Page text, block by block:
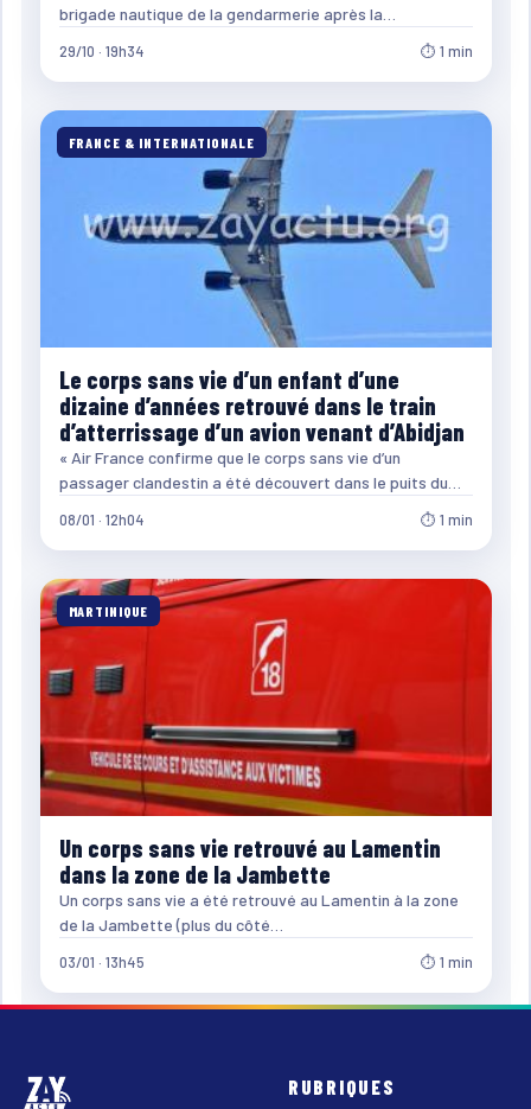
brigade nautique de la gendarmerie après la…
29/10 · 19h34 ⏱ 1 min
FRANCE & INTERNATIONALE
Le corps sans vie d’un enfant d’une
dizaine d’années retrouvé dans le train
d’atterrissage d’un avion venant d’Abidjan
« Air France confirme que le corps sans vie d’un
passager clandestin a été découvert dans le puits du…
08/01 · 12h04 ⏱ 1 min
MARTINIQUE
Un corps sans vie retrouvé au Lamentin
dans la zone de la Jambette
Un corps sans vie a été retrouvé au Lamentin à la zone
de la Jambette (plus du côté…
03/01 · 13h45 ⏱ 1 min
RUBRIQUES